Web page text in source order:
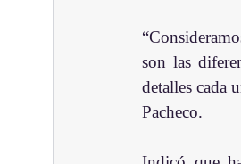
son las
detalles cada
Pacheco.